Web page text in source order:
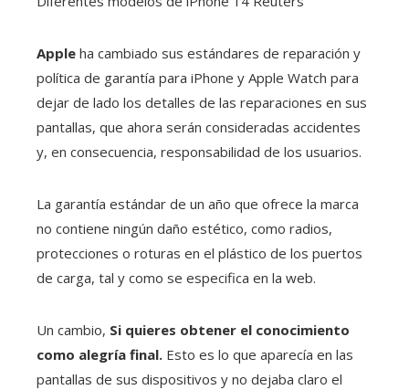
Apple ha cambiado sus estándares de reparación y
política de garantía para iPhone y Apple Watch para
dejar de lado los detalles de las reparaciones en sus
pantallas, que ahora serán consideradas accidentes
y, en consecuencia, responsabilidad de los usuarios.
La garantía estándar de un año que ofrece la marca
no contiene ningún daño estético, como radios,
protecciones o roturas en el plástico de los puertos
de carga, tal y como se especifica en la web.
Un cambio, Si quieres obtener el conocimiento
como alegría final. Esto es lo que aparecía en las
pantallas de sus dispositivos y no dejaba claro el